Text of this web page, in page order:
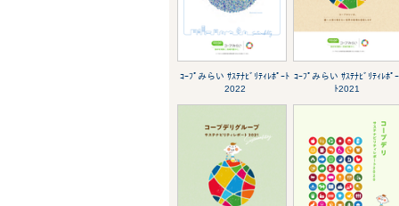
ｺｰﾌﾟみらい ｻｽﾃﾅﾋﾞﾘﾃｨﾚﾎﾟｰﾄ
2022
ｺｰﾌﾟみらい ｻｽﾃﾅﾋﾞﾘﾃｨﾚﾎﾟｰ
ﾄ2021